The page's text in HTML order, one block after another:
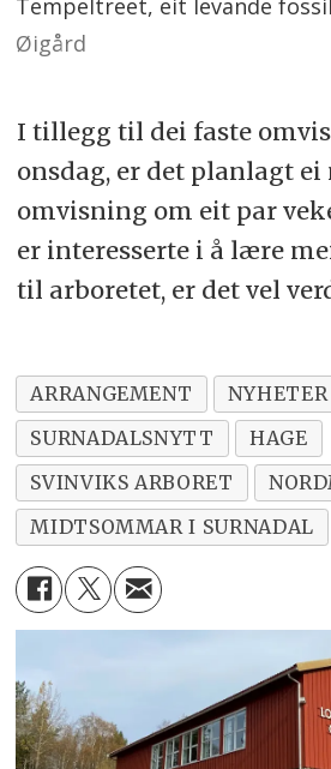
Tempeltreet, eit levande
Øigård
I tillegg til dei faste
onsdag, er det planlagt
omvisning om eit par
er interesserte i å lære
til arboretet, er det vel
ARRANGEMENT
NYHETER
SURNADALSNYTT
HAGE
SVINVIKS ARBORET
MIDTSOMMAR I SURNADAL